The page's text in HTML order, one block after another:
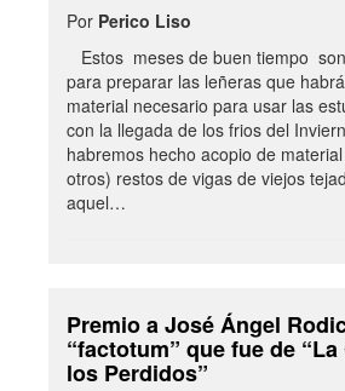
Por Perico Liso
Estos meses de buen tiempo
para preparar las leñeras que
material necesario para usar las
con la llegada de los frios del
habremos hecho acopio de
otros) restos de vigas de viejos
aquel…
Premio a José Ángel
“factotum” que fue de
los Perdidos”